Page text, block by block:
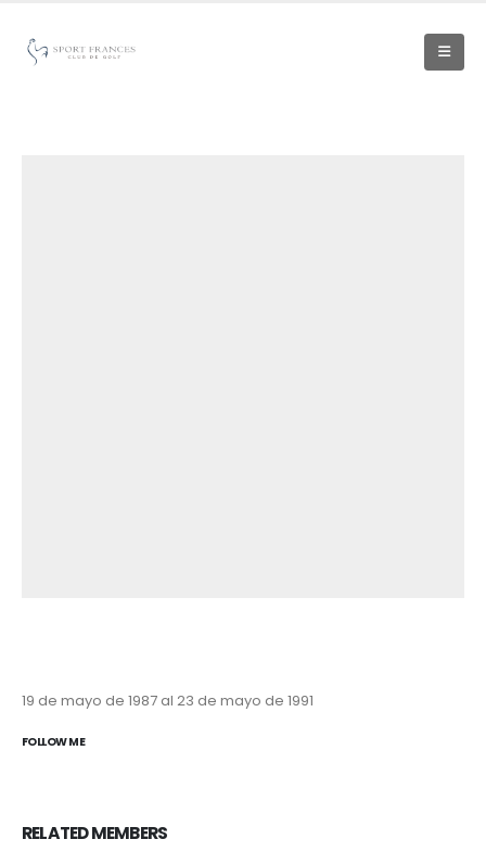
19 de mayo de 1987 al 23 de mayo de 1991
FOLLOW ME
RELATEDMEMBERS